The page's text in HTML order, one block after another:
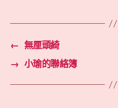
← 無厘頭綺
→ 小瑜的聯絡簿